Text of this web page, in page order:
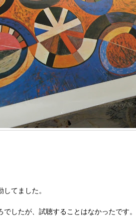
てました。
でしたが、試聴することはなかったです